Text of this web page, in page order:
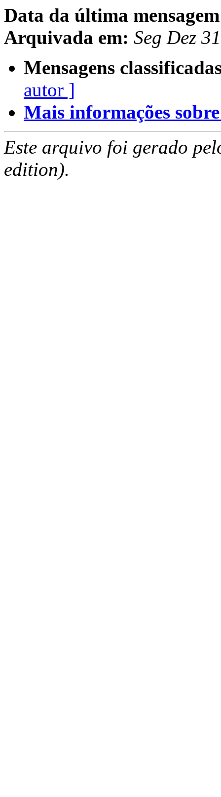
Data da última
Arquivada em: Seg Dez
Mensagens
autor ]
Mais informações
Este arquivo foi gerado
edition).